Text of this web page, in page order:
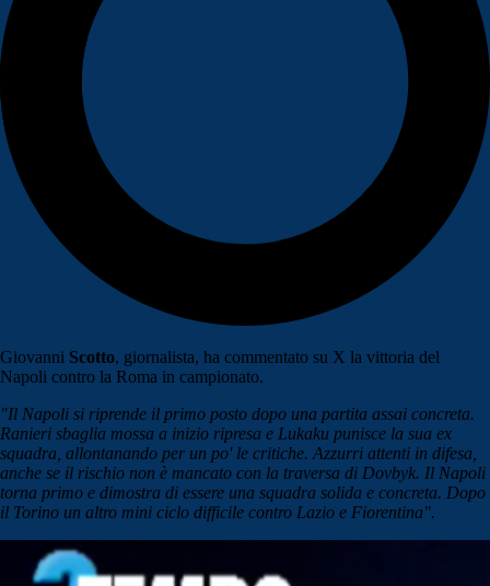
Giovanni Scotto, giornalista, ha commentato su X la vittoria del
Napoli contro la Roma in campionato.
"Il Napoli si riprende il primo posto dopo una partita assai concreta.
Ranieri sbaglia mossa a inizio ripresa e Lukaku punisce la sua ex
squadra, allontanando per un po' le critiche. Azzurri attenti in difesa,
anche se il rischio non è mancato con la traversa di Dovbyk. Il Napoli
torna primo e dimostra di essere una squadra solida e concreta. Dopo
il Torino un altro mini ciclo difficile contro Lazio e Fiorentina".